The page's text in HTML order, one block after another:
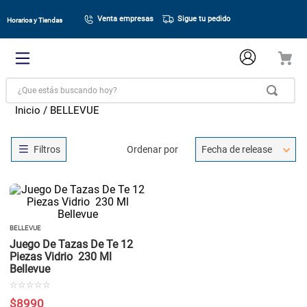
Horarios y Tiendas Venta empresas Sigue tu pedido
¿Que estás buscando hoy?
BELLEVUE
Ordenar por Fecha de release
BELLEVUE
Juego De Tazas De Te 12
Piezas Vidrio 230 Ml
Bellevue
☆ ☆ ☆ ☆ ☆
$8990